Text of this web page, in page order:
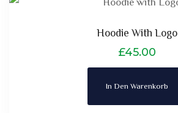
Hoodie With Logo
£45.00
In Den Warenkorb